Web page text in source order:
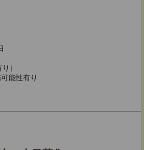
）
能性有り